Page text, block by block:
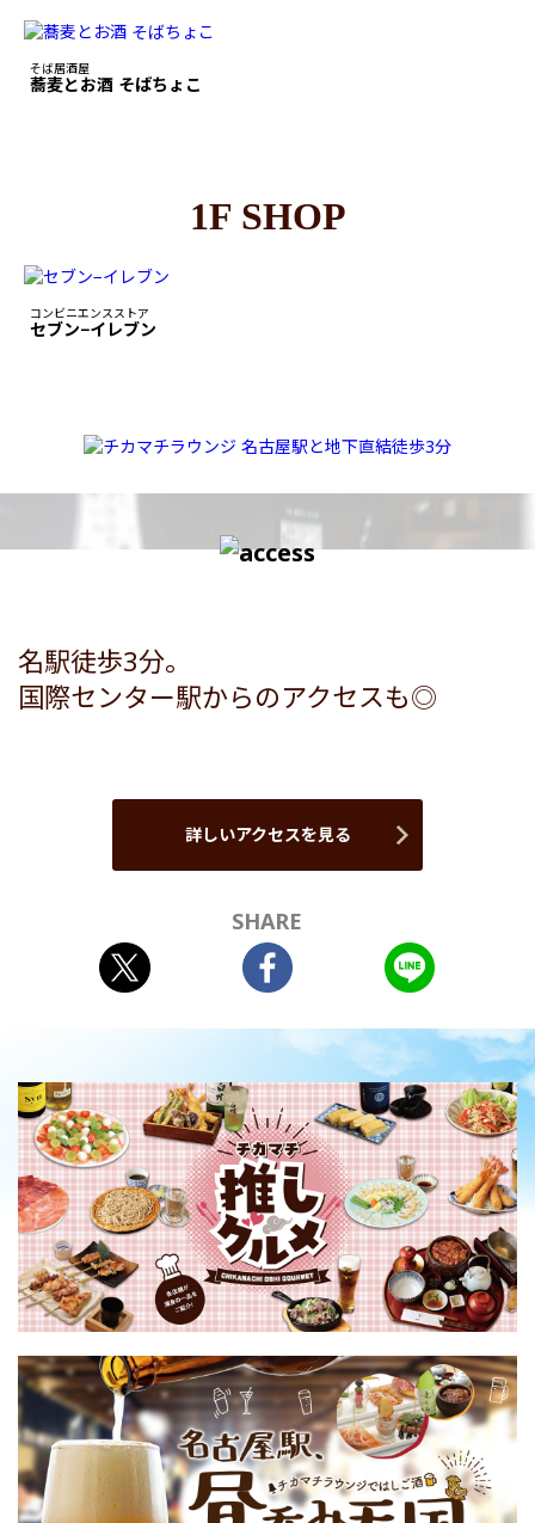
そば居酒屋
蕎麦とお酒 そばちょこ
1F SHOP
コンビニエンスストア
セブン−イレブン
名駅徒歩3分。
国際センター駅からのアクセスも◎
詳しいアクセスを見る
SHARE